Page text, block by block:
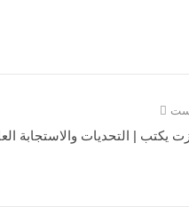
يكتب | التحديات والاستجابة